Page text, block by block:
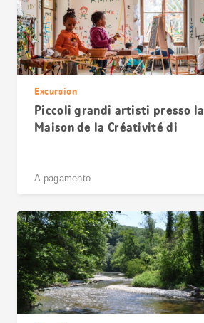
Excursion
Piccoli grandi artisti presso la
Maison de la Créativité di
A pagamento